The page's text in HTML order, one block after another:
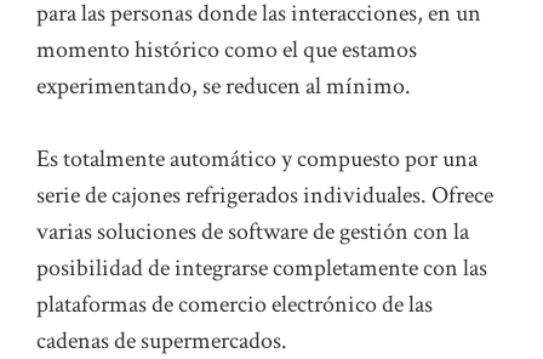
para las personas donde las interacciones, en un
momento histórico como el que estamos
experimentando, se reducen al mínimo.
Es totalmente automático y compuesto por una
serie de cajones refrigerados individuales. Ofrece
varias soluciones de software de gestión con la
posibilidad de integrarse completamente con las
plataformas de comercio electrónico de las
cadenas de supermercados.